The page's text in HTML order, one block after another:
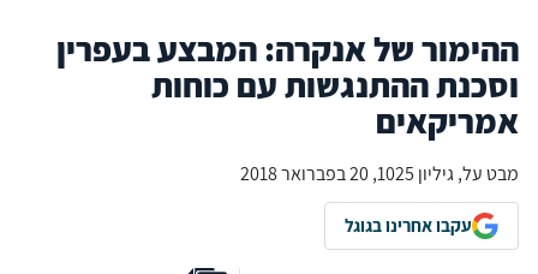
ההימור של אנקרה: המבצע בעפרין
וסכנת ההתנגשות עם כוחות
אמריקאים
מבט על, גיליון 1025, 20 בפברואר 2018
עקבו אחרינו בגוגל